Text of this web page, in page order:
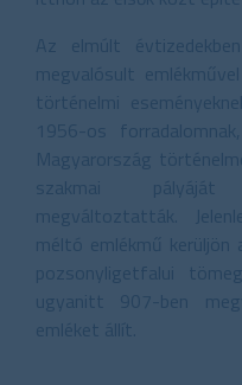
Az elmúlt
megvalósult
történelmi
1956-os
Magyarország
szakmai pályáját
megváltoztatták.
méltó emlékmű kerüljön
pozsonyligetfalui
ugyanitt 907-ben
emléket állít.